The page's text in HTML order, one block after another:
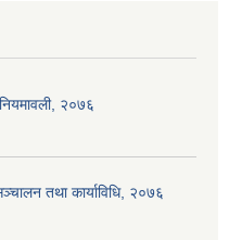
नियमावली, २०७६
तथा कार्याविधि, २०७६